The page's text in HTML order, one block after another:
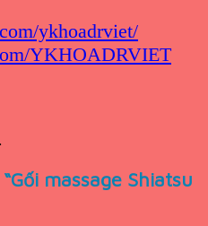
ykhoadrviet/
YKHOADRVIET
massage Shiatsu